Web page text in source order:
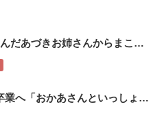
4年間コンビを組んだあづきお姉さんからまことお兄さんへ会見コメント
まことお兄さん卒業へ「おかあさんといっしょ」新・体操のお兄さんは大学３年生